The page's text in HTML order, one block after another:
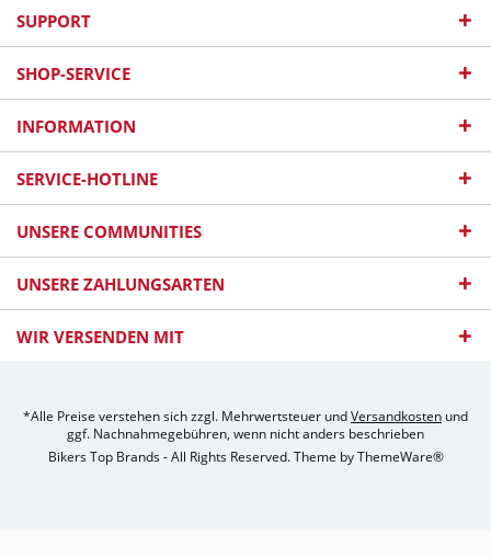
SUPPORT
SHOP-SERVICE
INFORMATION
SERVICE-HOTLINE
UNSERE COMMUNITIES
UNSERE ZAHLUNGSARTEN
WIR VERSENDEN MIT
*Alle Preise verstehen sich zzgl. Mehrwertsteuer undVersandkosten und
ggf. Nachnahmegebühren, wenn nicht anders beschrieben
Bikers Top Brands - All Rights Reserved. Theme byThemeWare®